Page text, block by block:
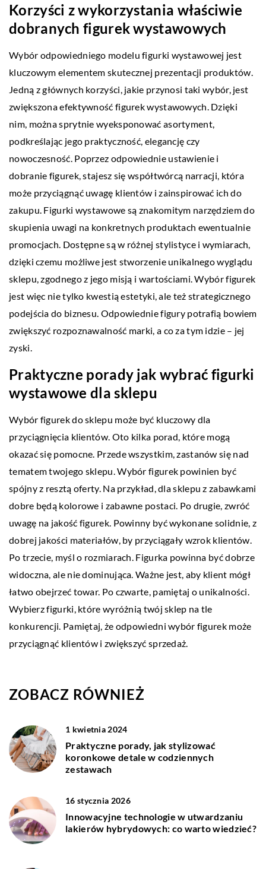
Korzyści z wykorzystania właściwie
dobranych figurek wystawowych
Wybór odpowiedniego modelu figurki wystawowej jest
kluczowym elementem skutecznej prezentacji produktów.
Jedną z głównych korzyści, jakie przynosi taki wybór, jest
zwiększona efektywność figurek wystawowych. Dzięki
nim, można sprytnie wyeksponować asortyment,
podkreślając jego praktyczność, elegancję czy
nowoczesność. Poprzez odpowiednie ustawienie i
dobranie figurek, stajesz się współtwórcą narracji, która
może przyciągnąć uwagę klientów i zainspirować ich do
zakupu. Figurki wystawowe są znakomitym narzędziem do
skupienia uwagi na konkretnych produktach ewentualnie
promocjach. Dostępne są w różnej stylistyce i wymiarach,
dzięki czemu możliwe jest stworzenie unikalnego wyglądu
sklepu, zgodnego z jego misją i wartościami. Wybór figurek
jest więc nie tylko kwestią estetyki, ale też strategicznego
podejścia do biznesu. Odpowiednie figury potrafią bowiem
zwiększyć rozpoznawalność marki, a co za tym idzie – jej
zyski.
Praktyczne porady jak wybrać figurki
wystawowe dla sklepu
Wybór figurek do sklepu może być kluczowy dla
przyciągnięcia klientów. Oto kilka porad, które mogą
okazać się pomocne. Przede wszystkim, zastanów się nad
tematem twojego sklepu. Wybór figurek powinien być
spójny z resztą oferty. Na przykład, dla sklepu z zabawkami
dobre będą kolorowe i zabawne postaci. Po drugie, zwróć
uwagę na jakość figurek. Powinny być wykonane solidnie, z
dobrej jakości materiałów, by przyciągały wzrok klientów.
Po trzecie, myśl o rozmiarach. Figurka powinna być dobrze
widoczna, ale nie dominująca. Ważne jest, aby klient mógł
łatwo obejrzeć towar. Po czwarte, pamiętaj o unikalności.
Wybierz figurki, które wyróżnią twój sklep na tle
konkurencji. Pamiętaj, że odpowiedni wybór figurek może
przyciągnąć klientów i zwiększyć sprzedaż.
ZOBACZ RÓWNIEŻ
1 kwietnia 2024
Praktyczne porady, jak stylizować
koronkowe detale w codziennych
zestawach
16 stycznia 2026
Innowacyjne technologie w utwardzaniu
lakierów hybrydowych: co warto wiedzieć?